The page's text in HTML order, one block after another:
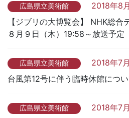
広島県立美術館
2018年8
【ジブリの大博覧会】 NHK総合
８月９日（木）19:58～放送予定
広島県立美術館
2018年7
台風第12号に伴う臨時休館につ
広島県立美術館
2018年7